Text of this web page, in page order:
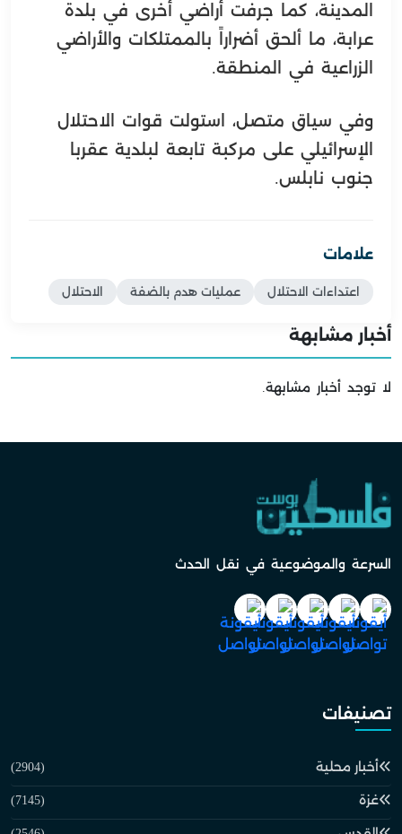
المدينة، كما جرفت أراضي أخرى في بلدة
عرابة، ما ألحق أضراراً بالممتلكات والأراضي
الزراعية في المنطقة.
وفي سياق متصل، استولت قوات الاحتلال
الإسرائيلي على مركبة تابعة لبلدية عقربا
جنوب نابلس.
علامات
اعتداءات الاحتلال عمليات هدم بالضفة الاحتلال
أخبار مشابهة
لا توجد أخبار مشابهة.
السرعة والموضوعية في نقل الحدث
تصنيفات
أخبار محلية (2904)
غزة (7145)